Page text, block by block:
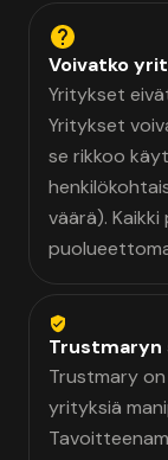
Voivatko
Yritykset
Yritykset
se rikkoo
väärä).
Trustmaryn
Trustmary
yrityksiä